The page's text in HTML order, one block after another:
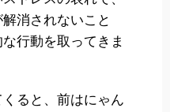
消されないこと
行動を取ってきま
ると、前はにゃん